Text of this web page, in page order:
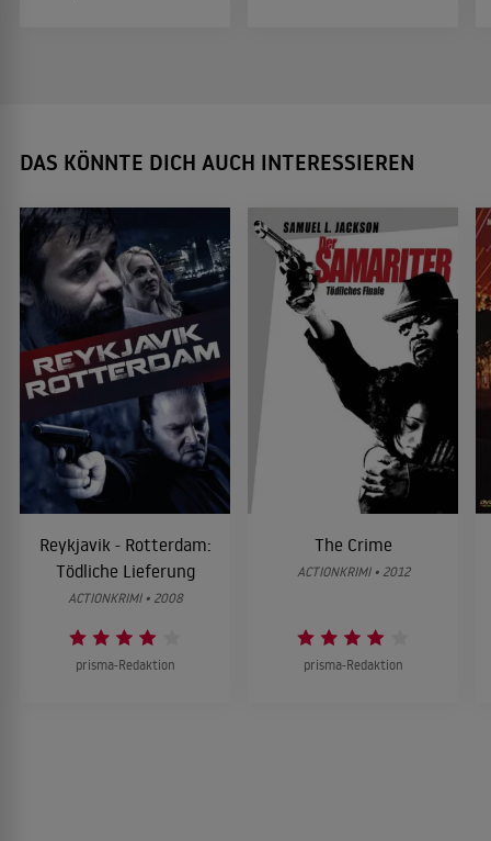
DAS KÖNNTE DICH AUCH INTERESSIEREN
Reykjavik - Rotterdam:
Tödliche Lieferung
ACTIONKRIMI • 2008
prisma-Redaktion
The Crime
ACTIONKRIMI • 2012
prisma-Redaktion